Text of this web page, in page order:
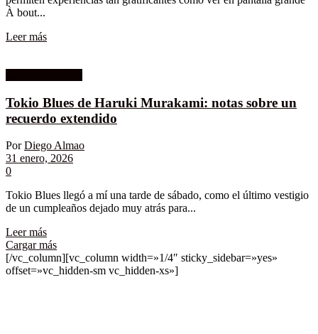
À bout...
Leer más
Tokio Blues de Haruki Murakami: notas sobre un
recuerdo extendido
Por Diego Almao
31 enero, 2026
0
Tokio Blues llegó a mí una tarde de sábado, como el último vestigio
de un cumpleaños dejado muy atrás para...
Leer más
Cargar más
[/vc_column][vc_column width=»1/4″ sticky_sidebar=»yes»
offset=»vc_hidden-sm vc_hidden-xs»]